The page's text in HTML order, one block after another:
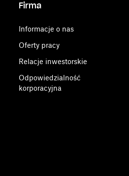
Firma
Informacje o nas
Oferty pracy
Relacje inwestorskie
Odpowiedzialność
korporacyjna